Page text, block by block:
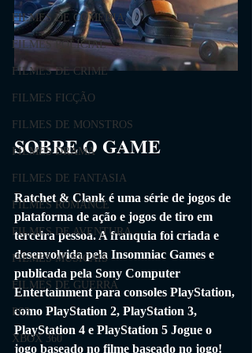
FILMES DE COMÉDIA
FILMES POLICIAL
FILMES DE CRIME
FILMES FICÇÃO
FILMES DE MONSTROS
FILMES DRAMA
FILMES DE FANTASIA
FILMES ROMANCE
FILMES DE AVENTURA
FILMES MUSICAIS
FILMES DE GUERRA
PS3
XBOX 360
SOBRE O GAME
Ratchet & Clank é uma série de jogos de
plataforma de ação e jogos de tiro em
terceira pessoa. A franquia foi criada e
desenvolvida pela Insomniac Games e
publicada pela Sony Computer
Entertainment para consoles PlayStation,
como PlayStation 2, PlayStation 3,
PlayStation 4 e PlayStation 5 Jogue o
jogo baseado no filme baseado no jogo!